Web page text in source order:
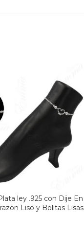
ley .925 con Dije En
Liso y Bolitas Lisas